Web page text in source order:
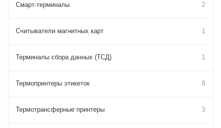
Смарт-терминалы 2
Считыватели магнитных карт 1
Терминалы сбора данных (ТСД) 1
Термопринтеры этикеток 8
Термотрансферные принтеры 3